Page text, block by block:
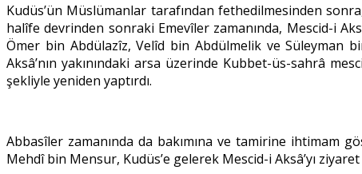
Kudüs’ün Müslümanlar tarafından fethedilmesinden
halîfe devrinden sonraki Emevîler zamanında, Mescid-i
Ömer bin Abdülazîz, Velîd bin Abdülmelik ve Süleyman
Aksâ’nın yakınındaki arsa üzerinde Kubbet-üs-sahrâ
şekliyle yeniden yaptırdı.
Abbasîler zamanında da bakımına ve tamirine ihtimam
Mehdî bin Mensur, Kudüs’e gelerek Mescid-i Aksâ’yı